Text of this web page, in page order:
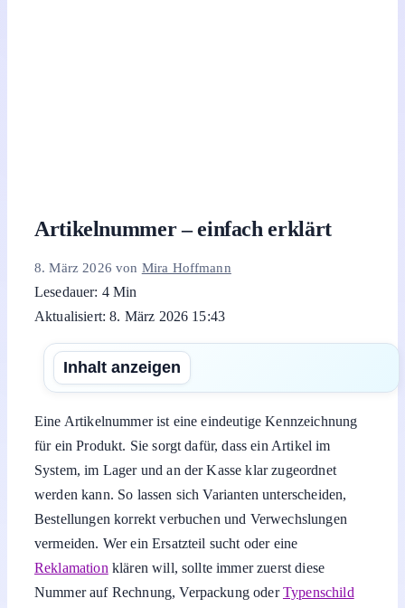
Artikelnummer – einfach erklärt
8. März 2026 von Mira Hoffmann
Lesedauer: 4 Min
Aktualisiert: 8. März 2026 15:43
Inhalt anzeigen
Eine Artikelnummer ist eine eindeutige Kennzeichnung
für ein Produkt. Sie sorgt dafür, dass ein Artikel im
System, im Lager und an der Kasse klar zugeordnet
werden kann. So lassen sich Varianten unterscheiden,
Bestellungen korrekt verbuchen und Verwechslungen
vermeiden. Wer ein Ersatzteil sucht oder eine
Reklamation klären will, sollte immer zuerst diese
Nummer auf Rechnung, Verpackung oderTypenschild